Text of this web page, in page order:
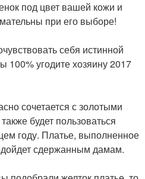
под цвет вашей кожи и
при его выборе!
себя истинной
100% угодите хозяину 2017
сочетается с золотыми
будет пользоваться
году. Платье, выполненное
сдержанным дамам.